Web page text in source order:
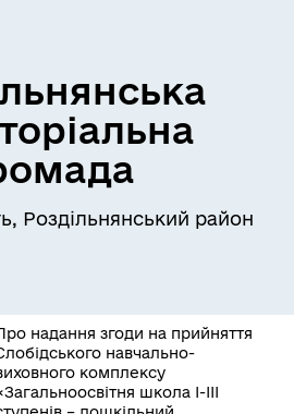
Роздільнянський район
надання згоди на прийняття
навчально-
комплексу
школа І-ІІІ